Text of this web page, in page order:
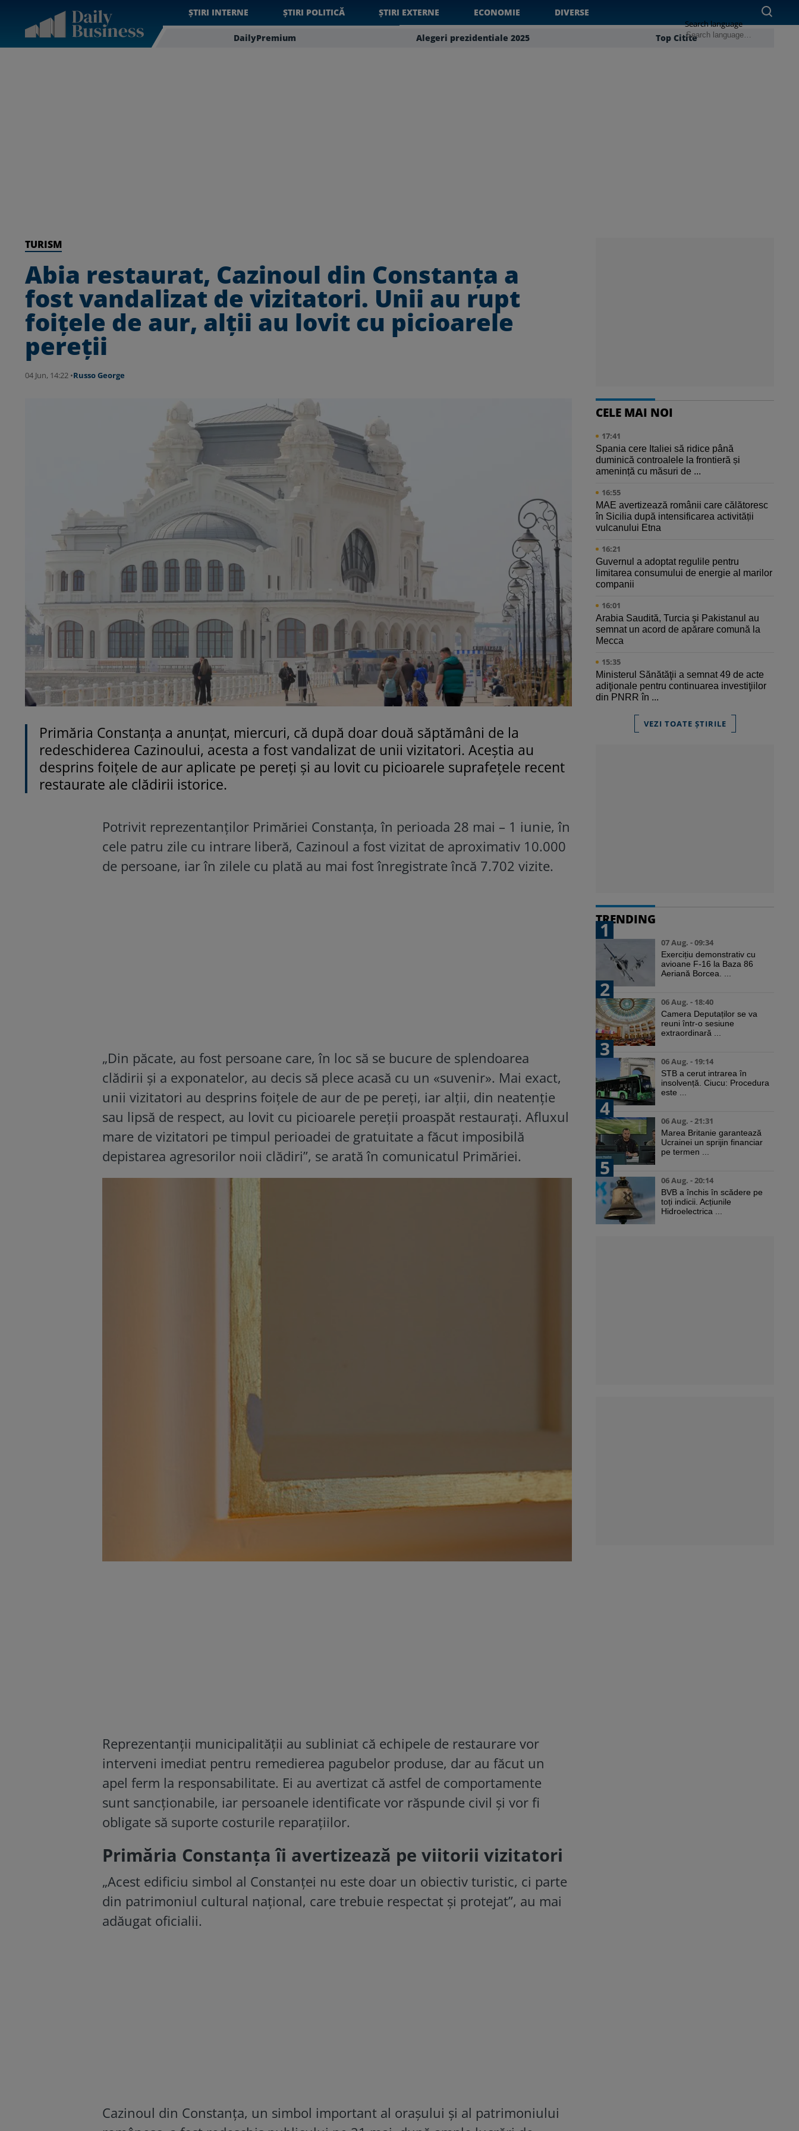
ȘTIRI INTERNE ȘTIRI POLITICĂ ȘTIRI EXTERNE ECONOMIE DIVERSE
DailyPremium Alegeri prezidentiale 2025 Top Citite
Search language
TURISM
Abia restaurat, Cazinoul din Constanța a
fost vandalizat de vizitatori. Unii au rupt
foițele de aur, alții au lovit cu picioarele
pereții
04 Jun, 14:22 •Russo George
Primăria Constanţa a anunţat, miercuri, că după doar două săptămâni de la
redeschiderea Cazinoului, acesta a fost vandalizat de unii vizitatori. Aceştia au
desprins foiţele de aur aplicate pe pereţi şi au lovit cu picioarele suprafeţele recent
restaurate ale clădirii istorice.
Potrivit reprezentanţilor Primăriei Constanţa, în perioada 28 mai – 1 iunie, în
cele patru zile cu intrare liberă, Cazinoul a fost vizitat de aproximativ 10.000
de persoane, iar în zilele cu plată au mai fost înregistrate încă 7.702 vizite.
„Din păcate, au fost persoane care, în loc să se bucure de splendoarea
clădirii şi a exponatelor, au decis să plece acasă cu un «suvenir». Mai exact,
unii vizitatori au desprins foiţele de aur de pe pereţi, iar alţii, din neatenţie
sau lipsă de respect, au lovit cu picioarele pereţii proaspăt restauraţi. Afluxul
mare de vizitatori pe timpul perioadei de gratuitate a făcut imposibilă
depistarea agresorilor noii clădiri”, se arată în comunicatul Primăriei.
Reprezentanţii municipalităţii au subliniat că echipele de restaurare vor
interveni imediat pentru remedierea pagubelor produse, dar au făcut un
apel ferm la responsabilitate. Ei au avertizat că astfel de comportamente
sunt sancţionabile, iar persoanele identificate vor răspunde civil și vor fi
obligate să suporte costurile reparaţiilor.
Primăria Constanța îi avertizează pe viitorii vizitatori
„Acest edificiu simbol al Constanţei nu este doar un obiectiv turistic, ci parte
din patrimoniul cultural naţional, care trebuie respectat şi protejat”, au mai
adăugat oficialii.
Cazinoul din Constanţa, un simbol important al oraşului şi al patrimoniului
CELE MAI NOI
17:41
Spania cere Italiei să ridice până
duminică controalele la frontieră și
amenință cu măsuri de ...
16:55
MAE avertizează românii care călătoresc
în Sicilia după intensificarea activității
vulcanului Etna
16:21
Guvernul a adoptat regulile pentru
limitarea consumului de energie al marilor
companii
16:01
Arabia Saudită, Turcia şi Pakistanul au
semnat un acord de apărare comună la
Mecca
15:35
Ministerul Sănătăţii a semnat 49 de acte
adiţionale pentru continuarea investiţiilor
din PNRR în ...
VEZI TOATE ȘTIRILE
TRENDING
1
07 Aug. - 09:34
Exercițiu demonstrativ cu
avioane F-16 la Baza 86
Aeriană Borcea. ...
2
06 Aug. - 18:40
Camera Deputaților se va
reuni într-o sesiune
extraordinară ...
3
06 Aug. - 19:14
STB a cerut intrarea în
insolvență. Ciucu: Procedura
este ...
4
06 Aug. - 21:31
Marea Britanie garantează
Ucrainei un sprijin financiar
pe termen ...
5
06 Aug. - 20:14
BVB a închis în scădere pe
toți indicii. Acțiunile
Hidroelectrica ...